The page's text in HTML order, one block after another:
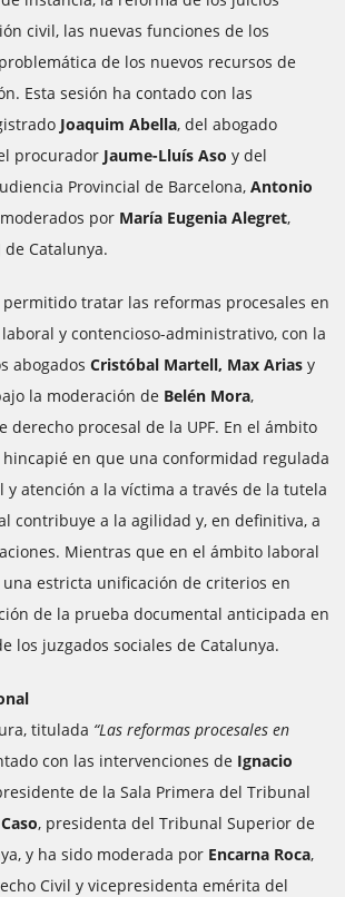
civil, las nuevas funciones de los
de los nuevos recursos de
Esta sesión ha contado con las
Joaquim Abella, del abogado
procurador Jaume-Lluís Aso y del
Provincial de Barcelona, Antonio
por María Eugenia Alegret,
de Catalunya.
permitido tratar las reformas procesales en
y contencioso-administrativo, con la
abogados Cristóbal Martell, Max Arias y
la moderación de Belén Mora,
derecho procesal de la UPF. En el ámbito
en que una conformidad regulada
atención a la víctima a través de la tutela
contribuye a la agilidad y, en definitiva, a
Mientras que en el ámbito laboral
estricta unificación de criterios en
de la prueba documental anticipada en
los juzgados sociales de Catalunya.
titulada “Las reformas procesales en
con las intervenciones de Ignacio
de la Sala Primera del Tribunal
, presidenta del Tribunal Superior de
y ha sido moderada por Encarna Roca,
Civil y vicepresidenta emérita del